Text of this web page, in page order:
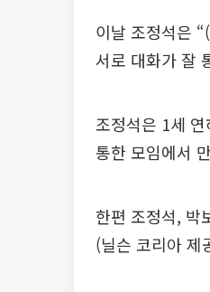
이날 조정석은
서로 대화가 잘
조정석은 1세
통한 모임에서
한편 조정석, 박
(닐슨 코리아 제